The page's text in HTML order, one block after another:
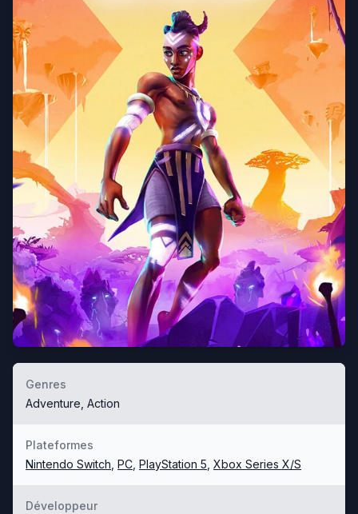
Genres
Adventure, Action
Plateformes
Nintendo Switch PC PlayStation 5 Xbox Series X/S
Développeur